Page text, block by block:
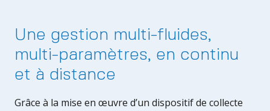
Une gestion multi-fluides,
multi-paramètres, en continu
et à distance
Grâce à la mise en œuvre d’un dispositif de collecte